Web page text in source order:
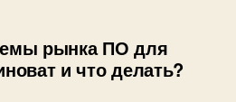
рынка ПО для
и что делать?